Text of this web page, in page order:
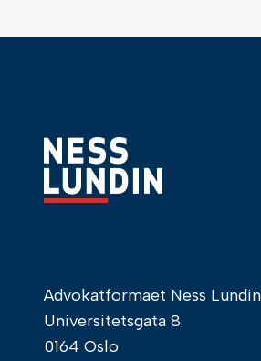
Advokatformaet Ness
Universitetsgata 8
0164 Oslo